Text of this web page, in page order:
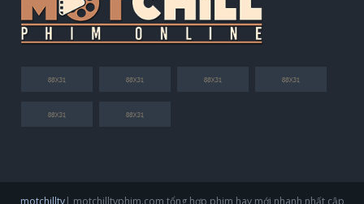
motchilltv| motchilltvphim.com tổng hợp phim hay mới nhanh nhất cập